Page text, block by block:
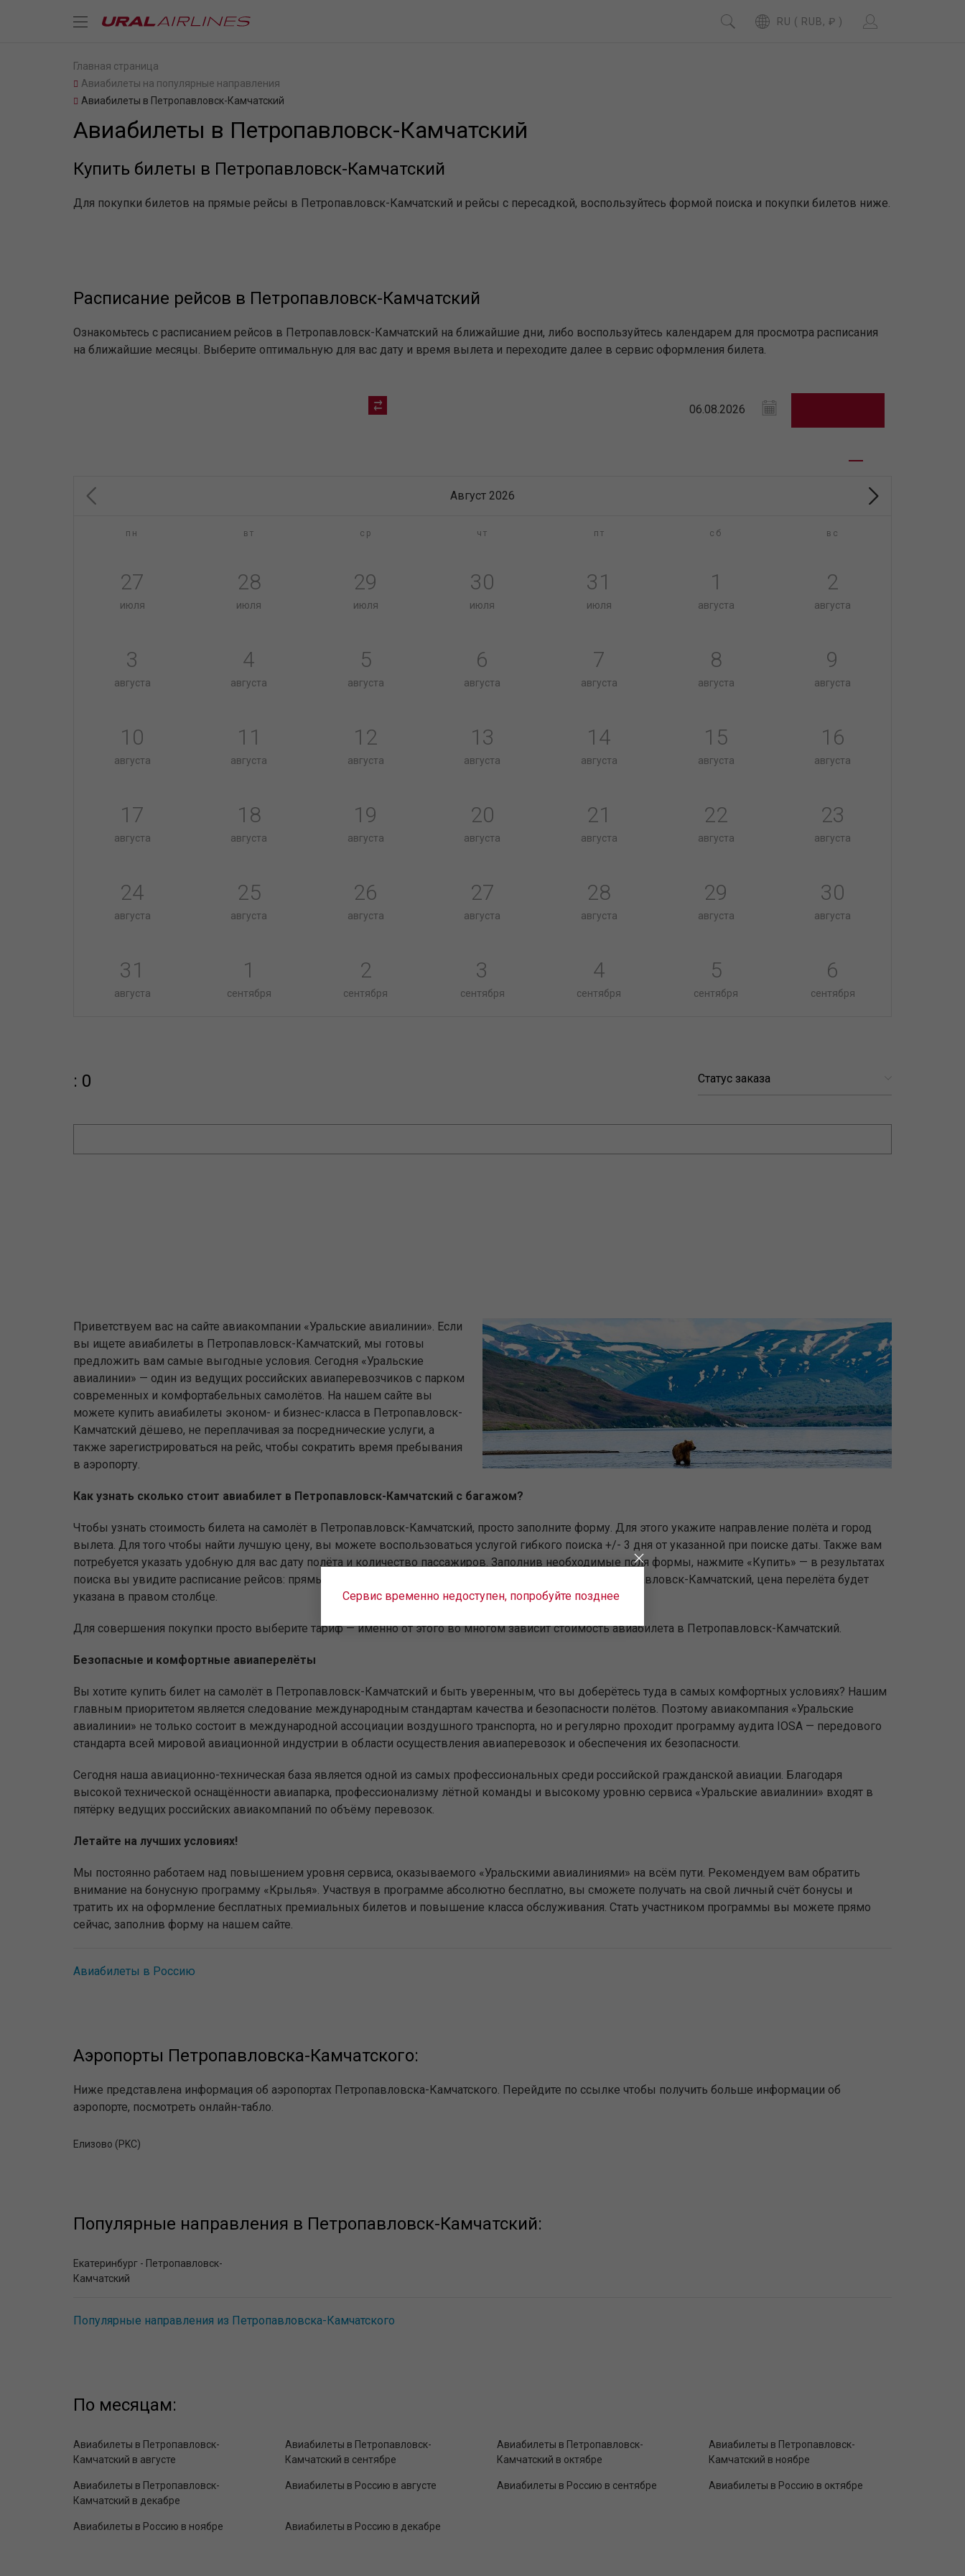
RU ( RUB, ₽ )
Главная страница
Авиабилеты на популярные направления
Авиабилеты в Петропавловск-Камчатский
Авиабилеты в Петропавловск-Камчатский
Купить билеты в Петропавловск-Камчатский
Для покупки билетов на прямые рейсы в Петропавловск-Камчатский и рейсы с пересадкой, воспользуйтесь формой поиска и покупки билетов ниже.
Расписание рейсов в Петропавловск-Камчатский
Ознакомьтесь с расписанием рейсов в Петропавловск-Камчатский на ближайшие дни, либо воспользуйтесь календарем для просмотра расписания
на ближайшие месяцы. Выберите оптимальную для вас дату и время вылета и переходите далее в сервис оформления билета.
Август 2026
пн вт ср чт пт сб вс
27
июля
28
июля
29
июля
30
июля
31
июля
1
августа
2
августа
3
августа
4
августа
5
августа
6
августа
7
августа
8
августа
9
августа
10
августа
11
августа
12
августа
13
августа
14
августа
15
августа
16
августа
17
августа
18
августа
19
августа
20
августа
21
августа
22
августа
23
августа
24
августа
25
августа
26
августа
27
августа
28
августа
29
августа
30
августа
31
августа
1
сентября
2
сентября
3
сентября
4
сентября
5
сентября
6
сентября
: 0
Приветствуем вас на сайте авиакомпании «Уральские авиалинии». Если
вы ищете авиабилеты в Петропавловск-Камчатский, мы готовы
предложить вам самые выгодные условия. Сегодня «Уральские
авиалинии» — один из ведущих российских авиаперевозчиков с парком
современных и комфортабельных самолётов. На нашем сайте вы
можете купить авиабилеты эконом- и бизнес-класса в Петропавловск-
Камчатский дёшево, не переплачивая за посреднические услуги, а
также зарегистрироваться на рейс, чтобы сократить время пребывания
в аэропорту.
Как узнать сколько стоит авиабилет в Петропавловск-Камчатский с багажом?
Чтобы узнать стоимость билета на самолёт в Петропавловск-Камчатский, просто заполните форму. Для этого укажите направление полёта и город
вылета. Для того чтобы найти лучшую цену, вы можете воспользоваться услугой гибкого поиска +/- 3 дня от указанной при поиске даты. Также вам
потребуется указать удобную для вас дату полёта и количество пассажиров. Заполнив необходимые поля формы, нажмите «Купить» — в результатах
поиска вы увидите расписание рейсов: прямых и с пересадками, и все доступные авиабилеты в Петропавловск-Камчатский, цена перелёта будет
указана в правом столбце.
Для совершения покупки просто выберите тариф — именно от этого во многом зависит стоимость авиабилета в Петропавловск-Камчатский.
Безопасные и комфортные авиаперелёты
Вы хотите купить билет на самолёт в Петропавловск-Камчатский и быть уверенным, что вы доберётесь туда в самых комфортных условиях? Нашим
главным приоритетом является следование международным стандартам качества и безопасности полётов. Поэтому авиакомпания «Уральские
авиалинии» не только состоит в международной ассоциации воздушного транспорта, но и регулярно проходит программу аудита IOSA — передового
стандарта всей мировой авиационной индустрии в области осуществления авиаперевозок и обеспечения их безопасности.
Сегодня наша авиационно-техническая база является одной из самых профессиональных среди российской гражданской авиации. Благодаря
высокой технической оснащённости авиапарка, профессионализму лётной команды и высокому уровню сервиса «Уральские авиалинии» входят в
пятёрку ведущих российских авиакомпаний по объёму перевозок.
Летайте на лучших условиях!
Мы постоянно работаем над повышением уровня сервиса, оказываемого «Уральскими авиалиниями» на всём пути. Рекомендуем вам обратить
внимание на бонусную программу «Крылья». Участвуя в программе абсолютно бесплатно, вы сможете получать на свой личный счёт бонусы и
тратить их на оформление бесплатных премиальных билетов и повышение класса обслуживания. Стать участником программы вы можете прямо
сейчас, заполнив форму на нашем сайте.
Авиабилеты в Россию
Аэропорты Петропавловска-Камчатского:
Ниже представлена информация об аэропортах Петропавловска-Камчатского. Перейдите по ссылке чтобы получить больше информации об
аэропорте, посмотреть онлайн-табло.
Елизово (PKC)
Популярные направления в Петропавловск-Камчатский:
Екатеринбург - Петропавловск-
Камчатский
Популярные направления из Петропавловска-Камчатского
По месяцам:
Авиабилеты в Петропавловск-
Камчатский в августе
Авиабилеты в Петропавловск-
Камчатский в сентябре
Авиабилеты в Петропавловск-
Камчатский в октябре
Авиабилеты в Петропавловск-
Камчатский в ноябре
Авиабилеты в Петропавловск-
Камчатский в декабре
Авиабилеты в Россию в августе Авиабилеты в Россию в сентябре Авиабилеты в Россию в октябре
Авиабилеты в Россию в ноябре Авиабилеты в Россию в декабре
Сервис временно недоступен, попробуйте позднее